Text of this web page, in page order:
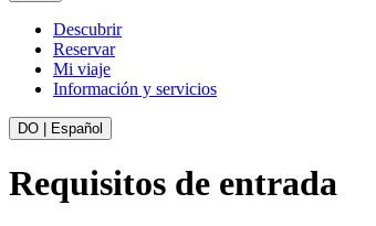
Descubrir
Reservar
Mi viaje
Información y servicios
DO | Español
Requisitos de entrada